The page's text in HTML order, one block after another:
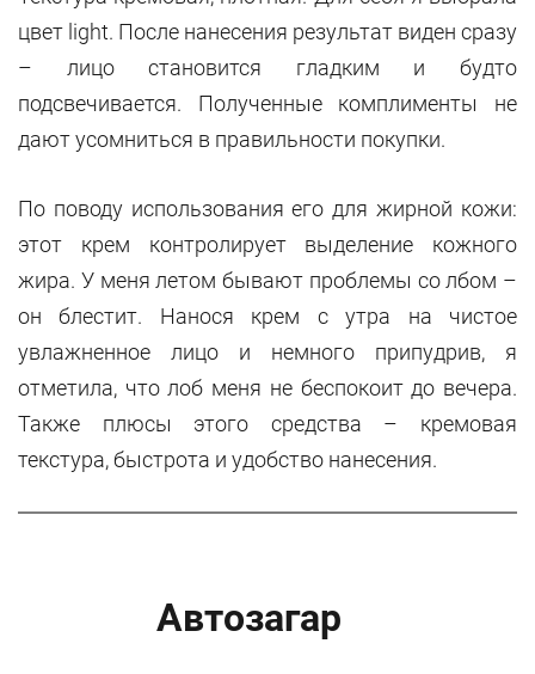
цвет light. После нанесения результат виден сразу
– лицо становится гладким и будто
подсвечивается. Полученные комплименты не
дают усомниться в правильности покупки.
По поводу использования его для жирной кожи:
этот крем контролирует выделение кожного
жира. У меня летом бывают проблемы со лбом –
он блестит. Нанося крем с утра на чистое
увлажненное лицо и немного припудрив, я
отметила, что лоб меня не беспокоит до вечера.
Также плюсы этого средства – кремовая
текстура, быстрота и удобство нанесения.
Автозагар